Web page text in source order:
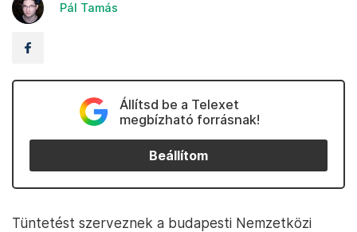
Pál Tamás
Állítsd be a Telexet
megbízható forrásnak!
Beállítom
Tüntetést szerveznek a budapesti Nemzetközi